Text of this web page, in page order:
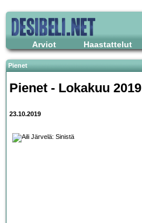
Arviot Haastattelut
Pienet
Pienet - Lokakuu 2019
23.10.2019